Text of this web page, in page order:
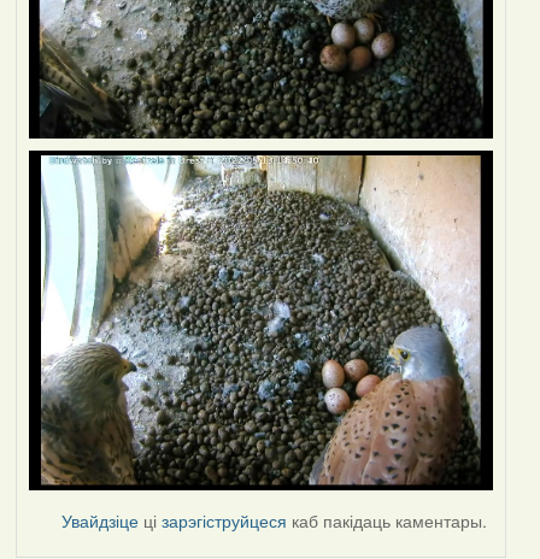
Увайдзіце цізарэгіструйцеся каб пакідаць каментары.